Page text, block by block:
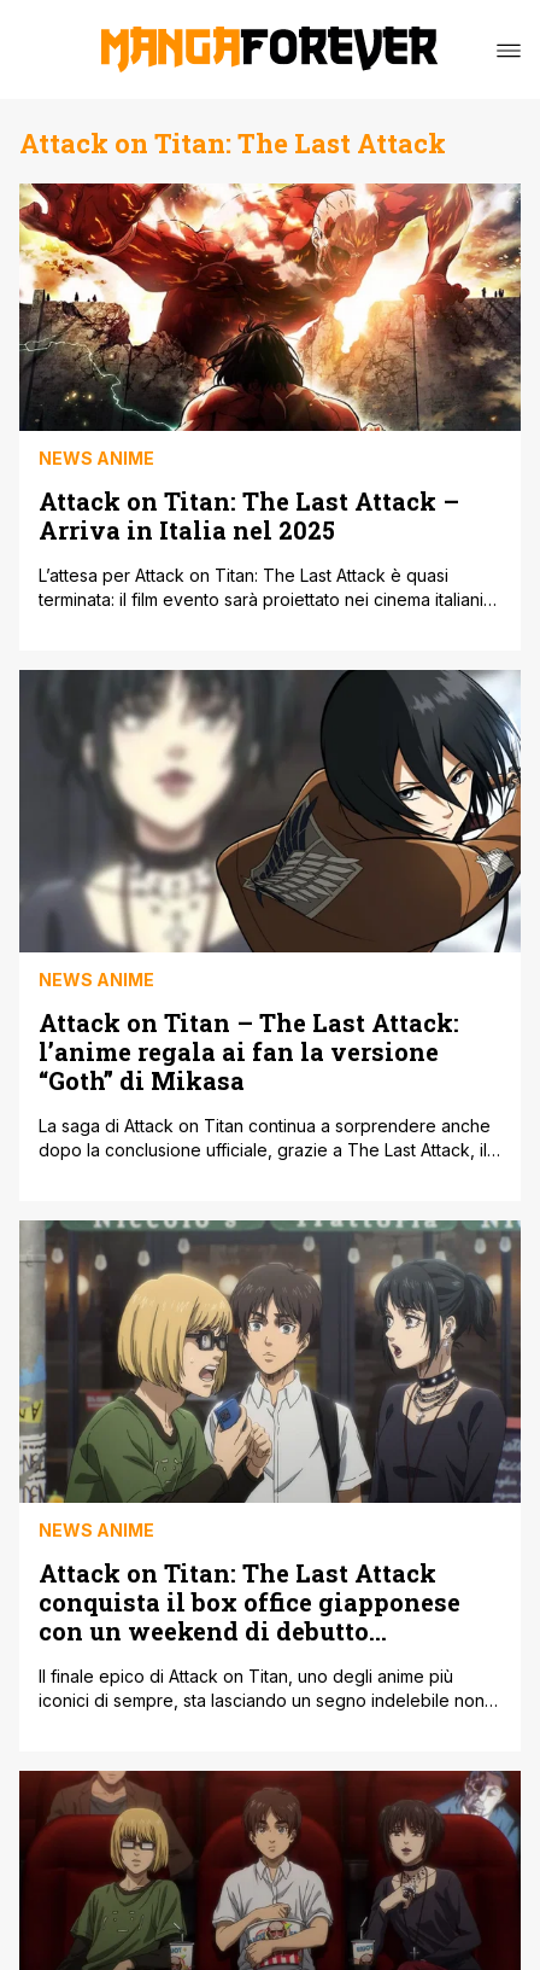
Attack on Titan: The Last Attack
NEWS ANIME
Attack on Titan: The Last Attack –
Arriva in Italia nel 2025
L’attesa per Attack on Titan: The Last Attack è quasi
terminata: il film evento sarà proiettato nei cinema italiani
serie anime, rappresenta un’occasione imperdibile per i
fan italiani di vivere sul grande schermo l’epica [']
NEWS ANIME
Attack on Titan – The Last Attack:
l’anime regala ai fan la versione
“Goth” di Mikasa
La saga di Attack on Titan continua a sorprendere anche
dopo la conclusione ufficiale, grazie a The Last Attack, il
dai fan, spicca l’introduzione ufficiale di una versione
molto attesa di Mikasa Ackerman: la sua celebre [']
NEWS ANIME
Attack on Titan: The Last Attack
conquista il box office giapponese
con un weekend di debutto
Il finale epico di Attack on Titan, uno degli anime più
iconici di sempre, sta lasciando un segno indelebile non
probabilmente ultimo, film dedicato alla saga, ha superato
ogni aspettativa al suo debutto nelle sale, dimostrando
che il richiamo [']